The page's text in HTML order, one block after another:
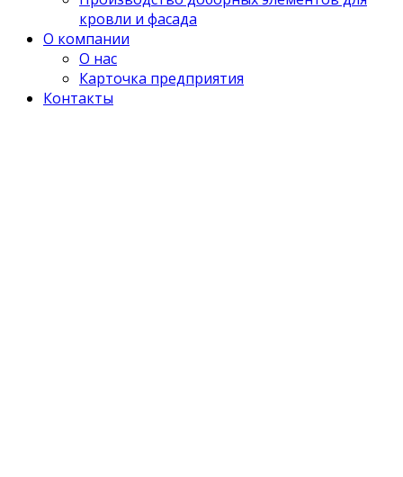
кровли и фасада
О компании
О нас
Карточка предприятия
Контакты